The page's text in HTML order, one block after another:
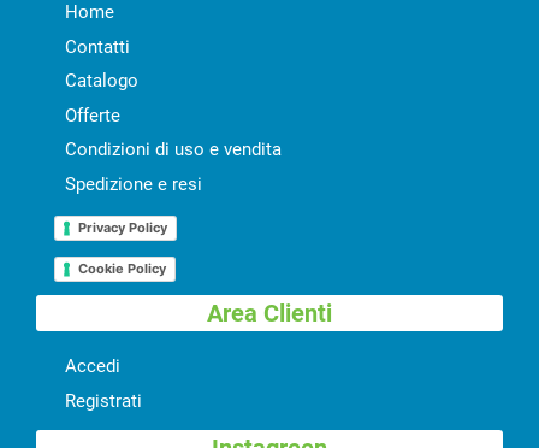
Home
Contatti
Catalogo
Offerte
Condizioni di uso e vendita
Spedizione e resi
Privacy Policy
Cookie Policy
Area Clienti
Accedi
Registrati